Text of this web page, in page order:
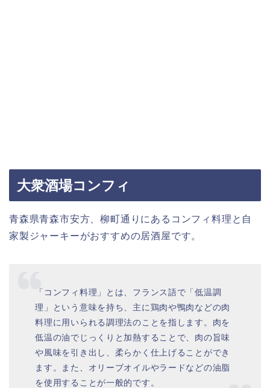
大衆酒場コンフィ
青森県青森市安方、柳町通りにあるコンフィ料理と自
家製ジャーキーがおすすめの居酒屋です。
「コンフィ料理」とは、フランス語で「低温調
理」という意味を持ち、主に鶏肉や鴨肉などの肉
料理に用いられる調理法のことを指します。肉を
低温の油でじっくりと加熱することで、肉の旨味
や風味を引き出し、柔らかく仕上げることができ
ます。また、オリーブオイルやラードなどの油脂
を使用することが一般的です。